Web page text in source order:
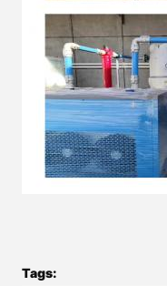
Tags: